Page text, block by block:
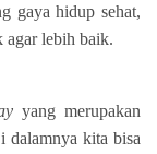
gaya hidup sehat,
agar lebih baik.
yang merupakan
dalamnya kita bisa